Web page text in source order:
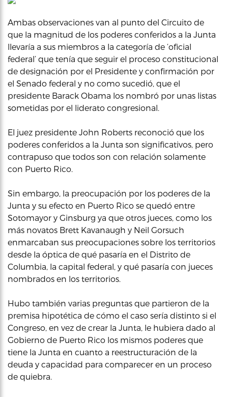
Ambas observaciones van al punto del Circuito de
que la magnitud de los poderes conferidos a la Junta
llevaría a sus miembros a la categoría de ‘oficial
federal’ que tenía que seguir el proceso constitucional
de designación por el Presidente y confirmación por
el Senado federal y no como sucedió, que el
presidente Barack Obama los nombró por unas listas
sometidas por el liderato congresional.
El juez presidente John Roberts reconoció que los
poderes conferidos a la Junta son significativos, pero
contrapuso que todos son con relación solamente
con Puerto Rico.
Sin embargo, la preocupación por los poderes de la
Junta y su efecto en Puerto Rico se quedó entre
Sotomayor y Ginsburg ya que otros jueces, como los
más novatos Brett Kavanaugh y Neil Gorsuch
enmarcaban sus preocupaciones sobre los territorios
desde la óptica de qué pasaría en el Distrito de
Columbia, la capital federal, y qué pasaría con jueces
nombrados en los territorios.
Hubo también varias preguntas que partieron de la
premisa hipotética de cómo el caso sería distinto si el
Congreso, en vez de crear la Junta, le hubiera dado al
Gobierno de Puerto Rico los mismos poderes que
tiene la Junta en cuanto a reestructuración de la
deuda y capacidad para comparecer en un proceso
de quiebra.